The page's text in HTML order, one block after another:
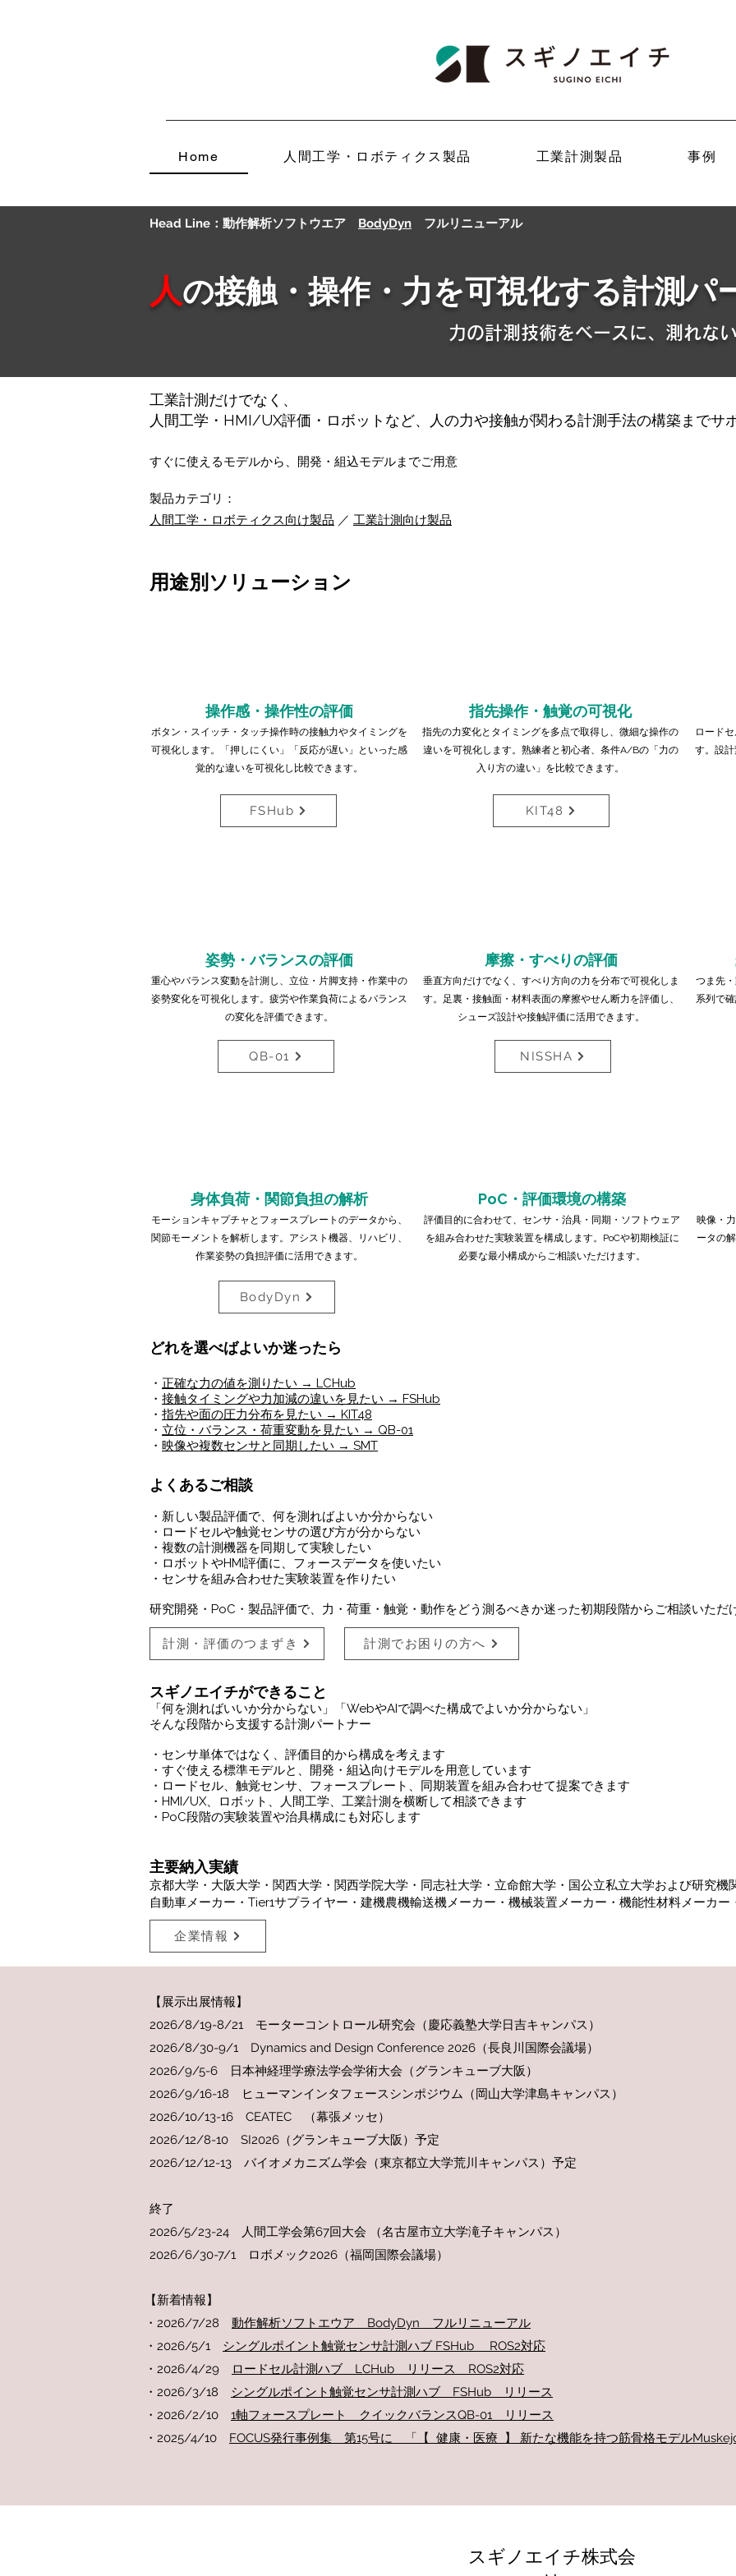
Home 人間工学・ロボティクス製品 工業計測製品 事例
Head Line：動作解析ソフトウエア BodyDyn フルリニューアル
人の接触・操作・力を可視化する計測パ
力の計測技術をベースに、測れな
工業計測だけでなく、
人間工学・HMI/UX評価・ロボットなど、人の力や接触が関わる計測手法の構築までサ
​すぐに使えるモデルから、開発・組込モデルまでご用意
製品カテゴリ：
人間工学・ロボティクス向け製品 ／ 工業計測向け製品
用途別ソリューション
操作感・操作性の評価
ボタン・スイッチ・タッチ操作時の接触力やタイミングを
可視化します。「押しにくい」「反応が遅い」といった感
覚的な違いを可視化し比較できます。
FSHub
指先操作・触覚の可視化
指先の力変化とタイミングを多点で取得し、微細な操作の
違いを可視化します。熟練者と初心者、条件A/Bの「力の
入り方の違い」を比較できます。
KIT48
ロード
す。 設
姿勢・バランスの評価
重心やバランス変動を計測し、立位・片脚支持・作業中の
姿勢変化を可視化します。疲労や作業負荷によるバランス
の変化を評価できます。
QB-01
摩擦・すべりの評価
垂直方向だけでなく、すべり方向の力を分布で可視化しま
す。足裏・接触面・材料表面の摩擦やせん断力を評価し、
シューズ設計や接触評価に活用できます。
NISSHA
つま先
系列で
身体負荷・関節負担の解析
モーションキャプチャとフォースプレートのデータから、
関節モーメントを解析します。アシスト機器、リハビリ、
作業姿勢の負担評価に活用できます。
PoC・評価環境の構築
評価目的に合わせて、センサ・治具・同期・ソフトウェア
を組み合わせた実験装置を構成します。PoCや初期検証に
必要な最小構成からご相談いただけます。
映像・
ータの
BodyDyn
どれを選べばよいか迷ったら
・ 正確な力の値を測りたい → LCHub
・ 接触タイミングや力加減の違いを見たい → FSHub
・ 指先や面の圧力分布を見たい → KIT48
・ 立位・バランス・荷重変動を見たい → QB-01
・ 映像や複数センサと同期したい → SMT
よくあるご相談
・新しい製品評価で、何を測ればよいか分からない
・ロードセルや触覚センサの選び方が分からない
・複数の計測機器を同期して実験したい
・ロボットやHMI評価に、フォースデータを使いたい
・センサを組み合わせた実験装置を作りたい
研究開発・PoC・製品評価で、力・荷重・触覚・動作をどう測るべきか迷った初期段階からご相談いただ
計測・評価のつまずき 計測でお困りの方へ
スギノエイチができること
「何を測ればいいか分からない」「WebやAIで調べた構成でよいか分からない」
そんな段階から支援する計測パートナー
・センサ単体ではなく、評価目的から構成を考えます
・すぐ使える標準モデルと、開発・組込向けモデルを用意しています
・ロードセル、触覚センサ、フォースプレート、同期装置を組み合わせて提案できます
・HMI/UX、ロボット、人間工学、工業計測を横断して相談できます
・PoC段階の実験装置や治具構成にも対応します
主要納入実績
京都大学・大阪大学・関西大学・関西学院大学・同志社大学・立命館大学・国公立私立大学および研究
自動車メーカー・Tier1サプライヤー・建機農機輸送機メーカー・機械装置メーカー・機能性材料メーカ
企業情報
【展示出展情報】​
2026/8/19-8/21 モーターコントロール研究会（慶応義塾大学日吉キャンパス）
2026/8/30-9/1 Dynamics and Design Conference 2026（長良川国際会議場）
2026/9/5-6 日本神経理学療法学会学術大会（グランキューブ大阪）
2026/9/16-18 ヒューマンインタフェースシンポジウム（岡山大学津島キャンパス）
​2026/10/13-16 CEATEC （幕張メッセ）
2026/12/8-10 SI2026（グランキューブ大阪）予定
2026/12/12-13 バイオメカニズム学会（東京都立大学荒川キャンパス）予定
終了
2026/5/23-24 人間工学会第67回大会 （名古屋市立大学滝子キャンパス）
2026/6/30-7/1 ロボメック2026（福岡国際会議場）
【新着情報】
​・2026/7/28 動作解析ソフトエウア BodyDyn フルリニューアル
・2026/5/1 シングルポイント触覚センサ計測ハブ FSHub ROS2対応
​・2026/4/29
ロードセル計測ハブ LCHub リリース ROS2対応
​・2026/3/18 シングルポイント触覚センサ計測ハブ FSHub リリース
​・2026/2/10 1軸フォースプレート クイックバランスQB-01 リリース
・2025/4/10 FOCUS発行事例集 第15号に 「【 健康・医療 】 新たな機能を持つ筋骨格モデル
スギノエイチ株式会